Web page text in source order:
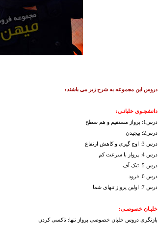
دروس این مجموعه به شرح زیر می باشند:
دانشجـوی خلبانـی:
درس1: پرواز مستقیم و هم سطح
درس2: پیچیدن
درس 3: اوج گیری و کاهش ارتفاع
درس 4: پرواز با سرعت کم
درس 5: تیک آف
درس 6: فرود
درس 7: اولین پرواز تنهای شما
خلبـان خصوصـی:
بازنگری دروس خلبان خصوصی پرواز تنها: تاکسی کردن